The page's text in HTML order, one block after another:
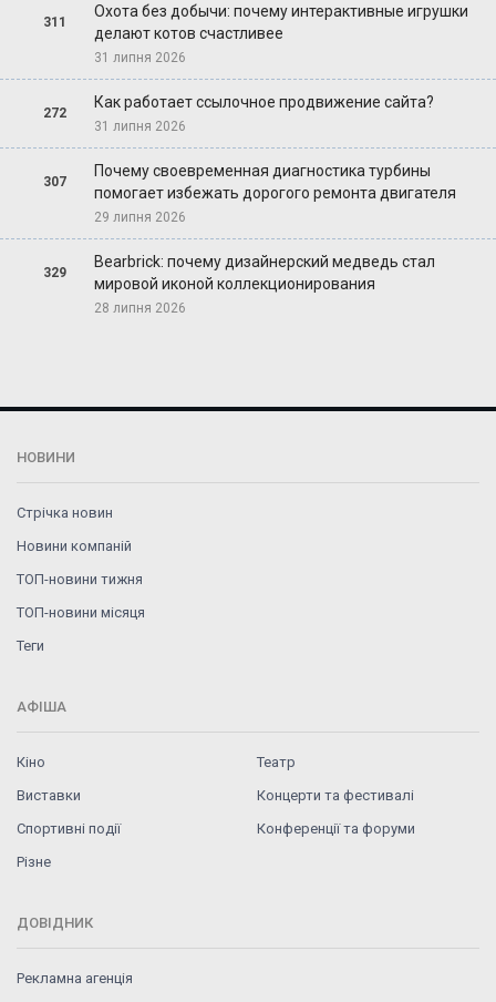
311
Охота без добычи: почему интерактивные игрушки
делают котов счастливее
31 липня 2026
272
Как работает ссылочное продвижение сайта?
31 липня 2026
307
Почему своевременная диагностика турбины
помогает избежать дорогого ремонта двигателя
29 липня 2026
329
Bearbrick: почему дизайнерский медведь стал
мировой иконой коллекционирования
28 липня 2026
НОВИНИ
Стрічка новин
Новини компаній
ТОП-новини тижня
ТОП-новини місяця
Теги
АФІША
Кіно
Театр
Виставки
Концерти та фестивалі
Спортивні події
Конференції та форуми
Різне
ДОВІДНИК
Рекламна агенція